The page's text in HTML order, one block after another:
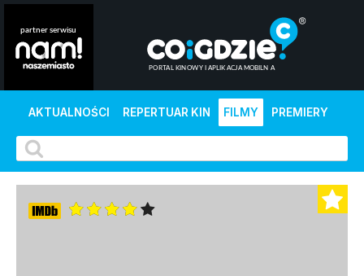
AKTUALNOŚCI REPERTUAR KIN FILMY PREMIERY